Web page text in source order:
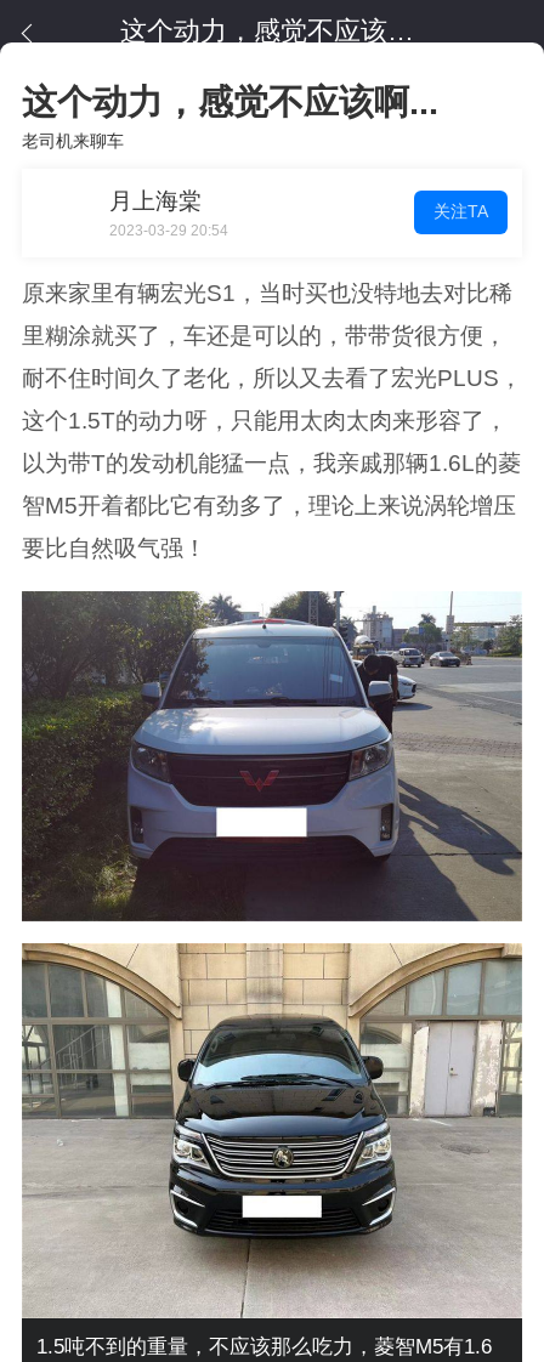
这个动力，感觉不应该啊...
这个动力，感觉不应该啊...
老司机来聊车
月上海棠
2023-03-29 20:54
关注TA
原来家里有辆宏光S1，当时买也没特地去对比稀
里糊涂就买了，车还是可以的，带带货很方便，
耐不住时间久了老化，所以又去看了宏光PLUS，
这个1.5T的动力呀，只能用太肉太肉来形容了，
以为带T的发动机能猛一点，我亲戚那辆1.6L的菱
智M5开着都比它有劲多了，理论上来说涡轮增压
要比自然吸气强！
1.5吨不到的重量，不应该那么吃力，菱智M5有1.6